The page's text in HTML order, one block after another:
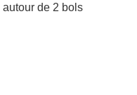
autour de 2 bols